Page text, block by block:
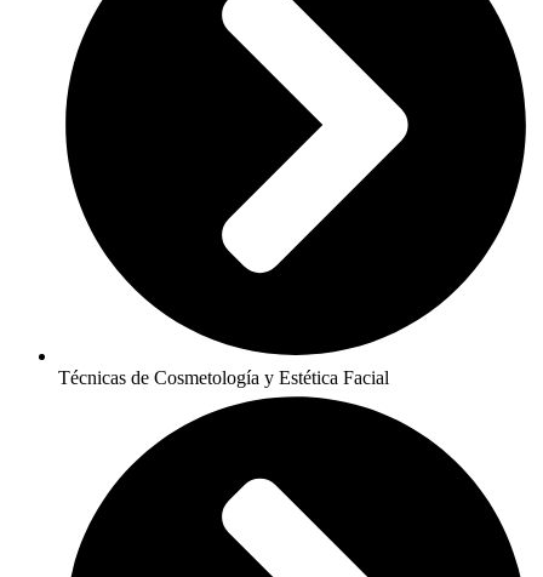
Técnicas de Cosmetología y Estética Facial